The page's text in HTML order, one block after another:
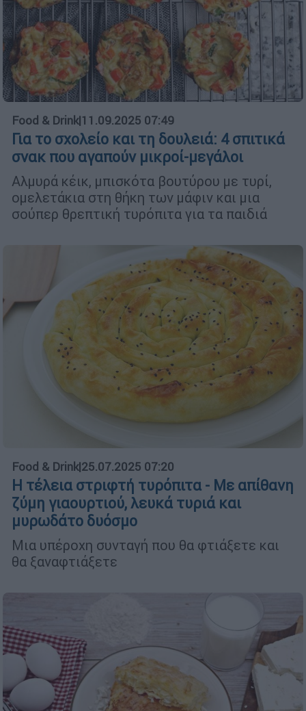
Food & Drink|11.09.2025 07:49
Για το σχολείο και τη δουλειά: 4 σπιτικά
σνακ που αγαπούν μικροί-μεγάλοι
Αλμυρά κέικ, μπισκότα βουτύρου με τυρί,
ομελετάκια στη θήκη των μάφιν και μια
σούπερ θρεπτική τυρόπιτα για τα παιδιά
Food & Drink|25.07.2025 07:20
Η τέλεια στριφτή τυρόπιτα - Με απίθανη
ζύμη γιαουρτιού, λευκά τυριά και
μυρωδάτο δυόσμο
Μια υπέροχη συνταγή που θα φτιάξετε και
θα ξαναφτιάξετε